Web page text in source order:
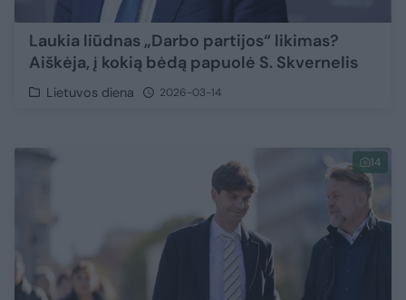
Laukia liūdnas „Darbo partijos“ likimas?
Aiškėja, į kokią bėdą papuolė S. Skvernelis
Lietuvos diena 2026-03-14
14